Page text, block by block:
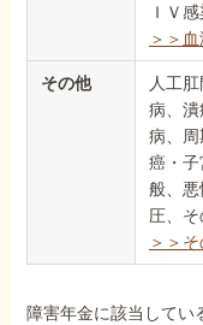
ＩＶ
＞＞
その他
人工
病、潰
病、周
癌・
般、悪
圧、
＞＞
障害年金に該当してい